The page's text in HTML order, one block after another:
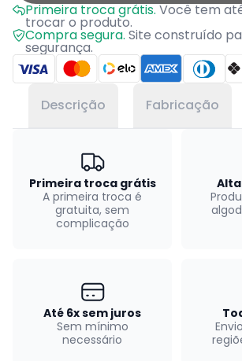
Primeira troca grátis.Você tem
trocar o produto.
Compra segura. Site construído
segurança.
Descrição Fabricação
Primeira troca grátis
A primeira troca é
gratuita, sem
complicação
Até 6x sem juros
Sem mínimo
necessário